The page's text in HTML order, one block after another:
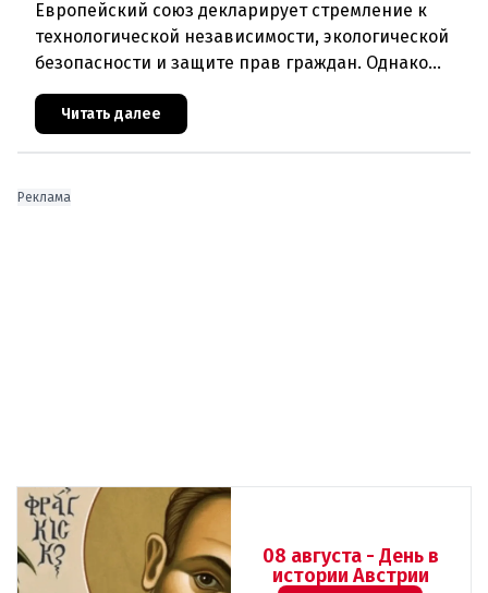
Европейский союз декларирует стремление к
технологической независимости, экологической
безопасности и защите прав граждан. Однако
последние события в Австрии и решение
Брюсселя показывают: реальная п
Читать далее
Реклама
08 августа - День в
истории Австрии